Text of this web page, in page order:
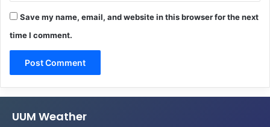
Save my name, email, and website in this browser for the next
time I comment.
UUM Weather